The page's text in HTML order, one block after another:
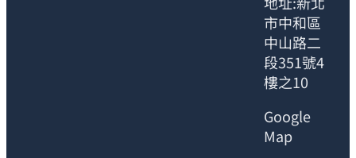
市中和區
中山路二
段351號4
樓之10
Google
Map